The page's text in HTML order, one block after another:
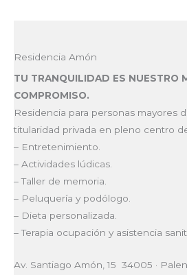
Residencia Amón
TU TRANQUILIDAD ES NUESTRO
COMPROMISO.
Residencia para personas mayores
titularidad privada en pleno centro
– Entretenimiento.
– Actividades lúdicas.
– Taller de memoria.
– Peluquería y podólogo.
– Dieta personalizada.
– Terapia ocupación y asistencia
Av. Santiago Amón, 15 34005 ·